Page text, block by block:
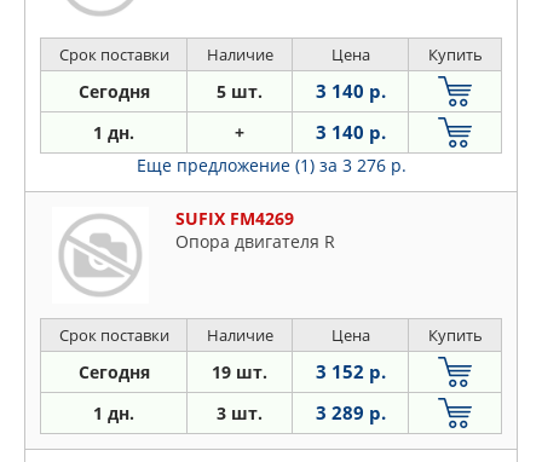
Срок поставки Наличие Цена Купить
Сегодня 5 шт. 3 140 р.
1 дн. + 3 140 р.
Еще предложение (1) за 3 276 р.
SUFIX FM4269
Опора двигателя R
Срок поставки Наличие Цена Купить
Сегодня 19 шт. 3 152 р.
1 дн. 3 шт. 3 289 р.